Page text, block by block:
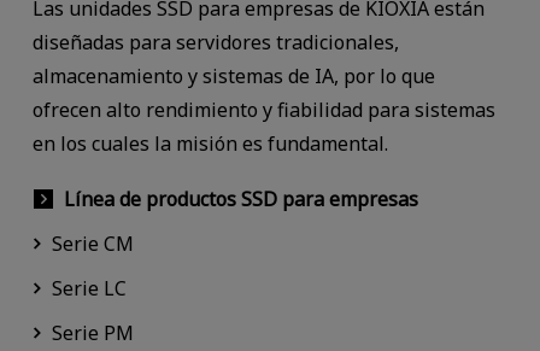
Las unidades SSD para empresas de KIOXIA están
diseñadas para servidores tradicionales,
almacenamiento y sistemas de IA, por lo que
ofrecen alto rendimiento y fiabilidad para sistemas
en los cuales la misión es fundamental.
Línea de productos SSD para empresas
Serie CM
Serie LC
Serie PM